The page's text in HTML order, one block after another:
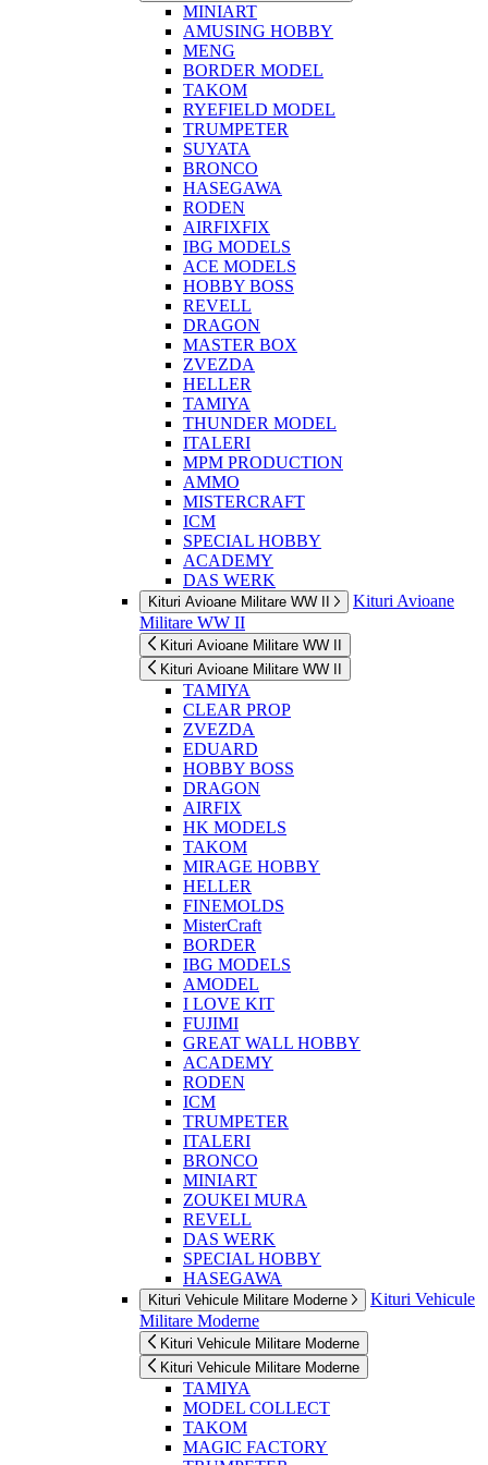
MINIART
AMUSING HOBBY
MENG
BORDER MODEL
TAKOM
RYEFIELD MODEL
TRUMPETER
SUYATA
BRONCO
HASEGAWA
RODEN
AIRFIXFIX
IBG MODELS
ACE MODELS
HOBBY BOSS
REVELL
DRAGON
MASTER BOX
ZVEZDA
HELLER
TAMIYA
THUNDER MODEL
ITALERI
MPM PRODUCTION
AMMO
MISTERCRAFT
ICM
SPECIAL HOBBY
ACADEMY
DAS WERK
Kituri Avioane Militare WW II
Kituri Avioane
Militare WW II
Kituri Avioane Militare WW II
Kituri Avioane Militare WW II
TAMIYA
CLEAR PROP
ZVEZDA
EDUARD
HOBBY BOSS
DRAGON
AIRFIX
HK MODELS
TAKOM
MIRAGE HOBBY
HELLER
FINEMOLDS
MisterCraft
BORDER
IBG MODELS
AMODEL
I LOVE KIT
FUJIMI
GREAT WALL HOBBY
ACADEMY
RODEN
ICM
TRUMPETER
ITALERI
BRONCO
MINIART
ZOUKEI MURA
REVELL
DAS WERK
SPECIAL HOBBY
HASEGAWA
Kituri Vehicule Militare Moderne
Kituri Vehicule
Militare Moderne
Kituri Vehicule Militare Moderne
Kituri Vehicule Militare Moderne
TAMIYA
MODEL COLLECT
TAKOM
MAGIC FACTORY